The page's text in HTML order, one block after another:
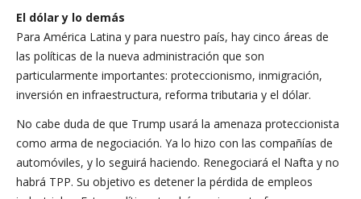
El dólar y lo demás
Para América Latina y para nuestro país, hay cinco áreas de
las políticas de la nueva administración que son
particularmente importantes: proteccionismo, inmigración,
inversión en infraestructura, reforma tributaria y el dólar.
No cabe duda de que Trump usará la amenaza proteccionista
como arma de negociación. Ya lo hizo con las compañías de
automóviles, y lo seguirá haciendo. Renegociará el Nafta y no
habrá TPP. Su objetivo es detener la pérdida de empleos